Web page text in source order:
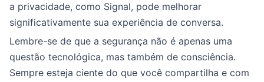
a privacidade, como Signal, pode melhorar
significativamente sua experiência de conversa.
Lembre-se de que a segurança não é apenas uma
questão tecnológica, mas também de consciência.
Sempre esteja ciente do que você compartilha e com